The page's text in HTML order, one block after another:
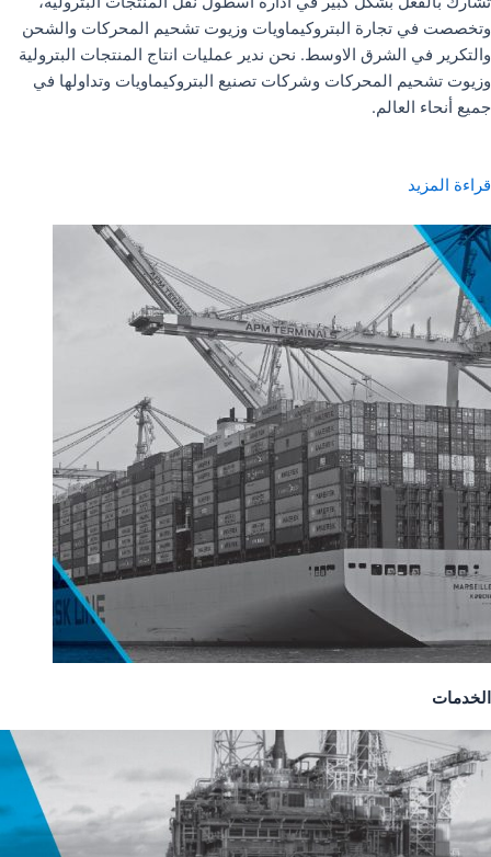
وتخصصت في تجارة البتروكيماويات وزيوت تشحيم المحركات والشحن
والتكرير في الشرق الاوسط. نحن ندير عمليات انتاج المنتجات البترولية
وزيوت تشحيم المحركات وشركات تصنيع البتروكيماويات وتداولها في
جميع أنحاء العالم.
قراءة المزيد
الخدمات